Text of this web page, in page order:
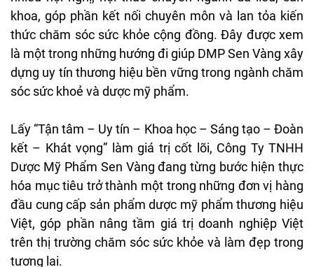
khoa, góp phần kết nối chuyên môn và lan tỏa kiến
thức chăm sóc sức khỏe cộng đồng. Đây được xem
là một trong những hướng đi giúp DMP Sen Vàng xây
dựng uy tín thương hiệu bền vững trong ngành chăm
sóc sức khoẻ và dược mỹ phẩm.
Lấy “Tận tâm – Uy tín – Khoa học – Sáng tạo – Đoàn
kết – Khát vọng” làm giá trị cốt lõi, Công Ty TNHH
Dược Mỹ Phẩm Sen Vàng đang từng bước hiện thực
hóa mục tiêu trở thành một trong những đơn vị hàng
đầu cung cấp sản phẩm dược mỹ phẩm thương hiệu
Việt, góp phần nâng tầm giá trị doanh nghiệp Việt
trên thị trường chăm sóc sức khỏe và làm đẹp trong
tương lai.